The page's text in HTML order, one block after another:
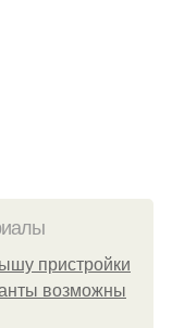
пристройки
возможны